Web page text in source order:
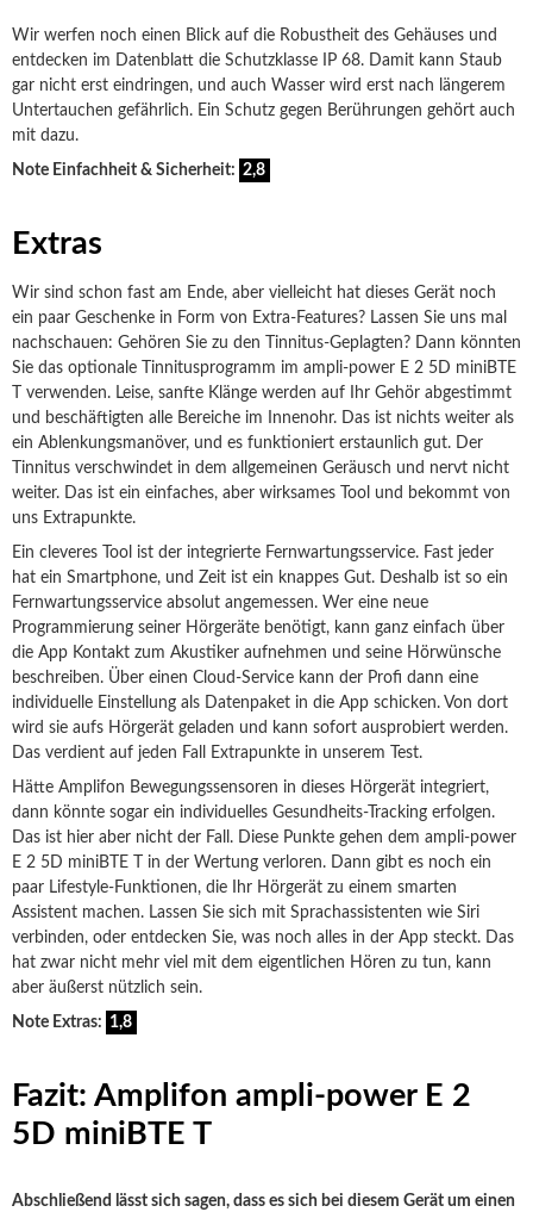
Wir werfen noch einen Blick auf die Robustheit des Gehäuses und
entdecken im Datenblatt die Schutzklasse IP 68. Damit kann Staub
gar nicht erst eindringen, und auch Wasser wird erst nach längerem
Untertauchen gefährlich. Ein Schutz gegen Berührungen gehört auch
mit dazu.
Note Einfachheit & Sicherheit: 2,8
Extras
Wir sind schon fast am Ende, aber vielleicht hat dieses Gerät noch
ein paar Geschenke in Form von Extra-Features? Lassen Sie uns mal
nachschauen: Gehören Sie zu den Tinnitus-Geplagten? Dann könnten
Sie das optionale Tinnitusprogramm im ampli-power E 2 5D miniBTE
T verwenden. Leise, sanfte Klänge werden auf Ihr Gehör abgestimmt
und beschäftigten alle Bereiche im Innenohr. Das ist nichts weiter als
ein Ablenkungsmanöver, und es funktioniert erstaunlich gut. Der
Tinnitus verschwindet in dem allgemeinen Geräusch und nervt nicht
weiter. Das ist ein einfaches, aber wirksames Tool und bekommt von
uns Extrapunkte.
Ein cleveres Tool ist der integrierte Fernwartungsservice. Fast jeder
hat ein Smartphone, und Zeit ist ein knappes Gut. Deshalb ist so ein
Fernwartungsservice absolut angemessen. Wer eine neue
Programmierung seiner Hörgeräte benötigt, kann ganz einfach über
die App Kontakt zum Akustiker aufnehmen und seine Hörwünsche
beschreiben. Über einen Cloud-Service kann der Profi dann eine
individuelle Einstellung als Datenpaket in die App schicken. Von dort
wird sie aufs Hörgerät geladen und kann sofort ausprobiert werden.
Das verdient auf jeden Fall Extrapunkte in unserem Test.
Hätte Amplifon Bewegungssensoren in dieses Hörgerät integriert,
dann könnte sogar ein individuelles Gesundheits-Tracking erfolgen.
Das ist hier aber nicht der Fall. Diese Punkte gehen dem ampli-power
E 2 5D miniBTE T in der Wertung verloren. Dann gibt es noch ein
paar Lifestyle-Funktionen, die Ihr Hörgerät zu einem smarten
Assistent machen. Lassen Sie sich mit Sprachassistenten wie Siri
verbinden, oder entdecken Sie, was noch alles in der App steckt. Das
hat zwar nicht mehr viel mit dem eigentlichen Hören zu tun, kann
aber äußerst nützlich sein.
Note Extras: 1,8
Fazit: Amplifon ampli-power E 2
5D miniBTE T
Abschließend lässt sich sagen, dass es sich bei diesem Gerät um einen